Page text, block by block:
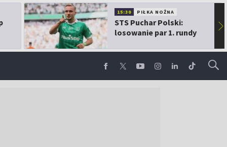
15:30 PIŁKA NOŻNA
STS Puchar Polski:
losowanie par 1. rundy
▶